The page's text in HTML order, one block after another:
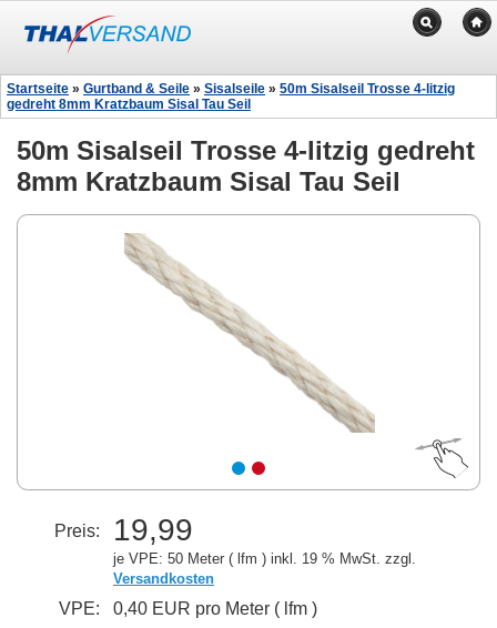
Startseite » Gurtband & Seile » Sisalseile » 50m Sisalseil Trosse 4-litzig
gedreht 8mm Kratzbaum Sisal Tau Seil
50m Sisalseil Trosse 4-litzig gedreht
8mm Kratzbaum Sisal Tau Seil
Preis: 19,99
je VPE: 50 Meter ( lfm ) inkl. 19 % MwSt. zzgl.
Versandkosten
VPE:
0,40 EUR pro Meter ( lfm )